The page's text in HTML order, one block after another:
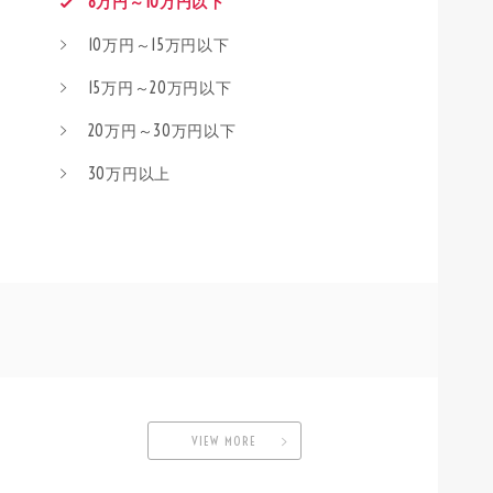
10万円～15万円以下
15万円～20万円以下
20万円～30万円以下
30万円以上
VIEW MORE